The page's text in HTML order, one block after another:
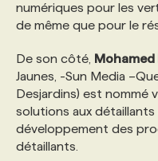
numériques pour les
de même que pour le
De son côté, Mohamed
Jaunes, -Sun Media
Desjardins) est
solutions aux
développement des
détaillants.